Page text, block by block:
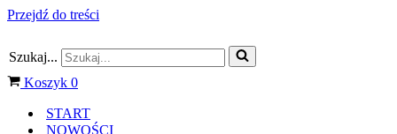
Przejdź do treści
Szukaj...
Koszyk 0
START
NOWOŚCI